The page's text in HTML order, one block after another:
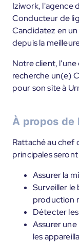
Iziwork, l'agence
Conducteur de
Candidatez en
depuis la
Notre client,
recherche un(e)
pour son site à
À propos de
Rattaché au
principales seront
Assurer la
Surveiller
production
Détecter
Assurer
les